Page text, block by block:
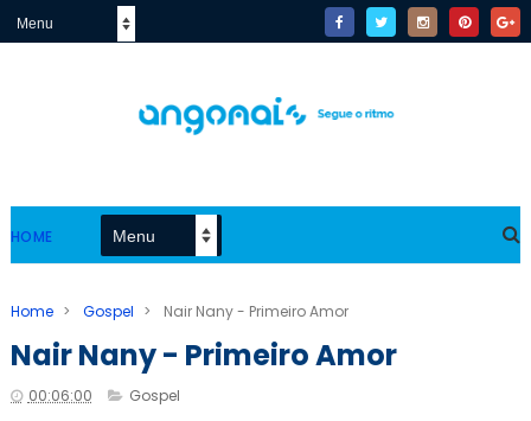
HOME
Home > Gospel > Nair Nany - Primeiro Amor
Nair Nany - Primeiro Amor
00:06:00 Gospel